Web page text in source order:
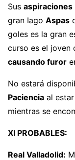
Sus aspiraciones
gran Iago Aspas
goles es la gran
curso es el joven
causando furor
No estará
Paciencia al estar
mientras se
XI PROBABLES:
Real Valladolid: